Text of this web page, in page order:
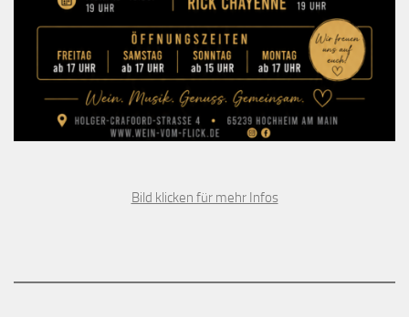
Bild klicken für mehr Infos